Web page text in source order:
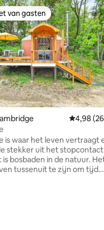
4,97 uit 5, 268 recensies
van gasten
van gasten
4,98
is waar het leven vertraagt
stekker uit het stopcontact
is bosbaden in de natuur.
tussenuit te zijn om tijd